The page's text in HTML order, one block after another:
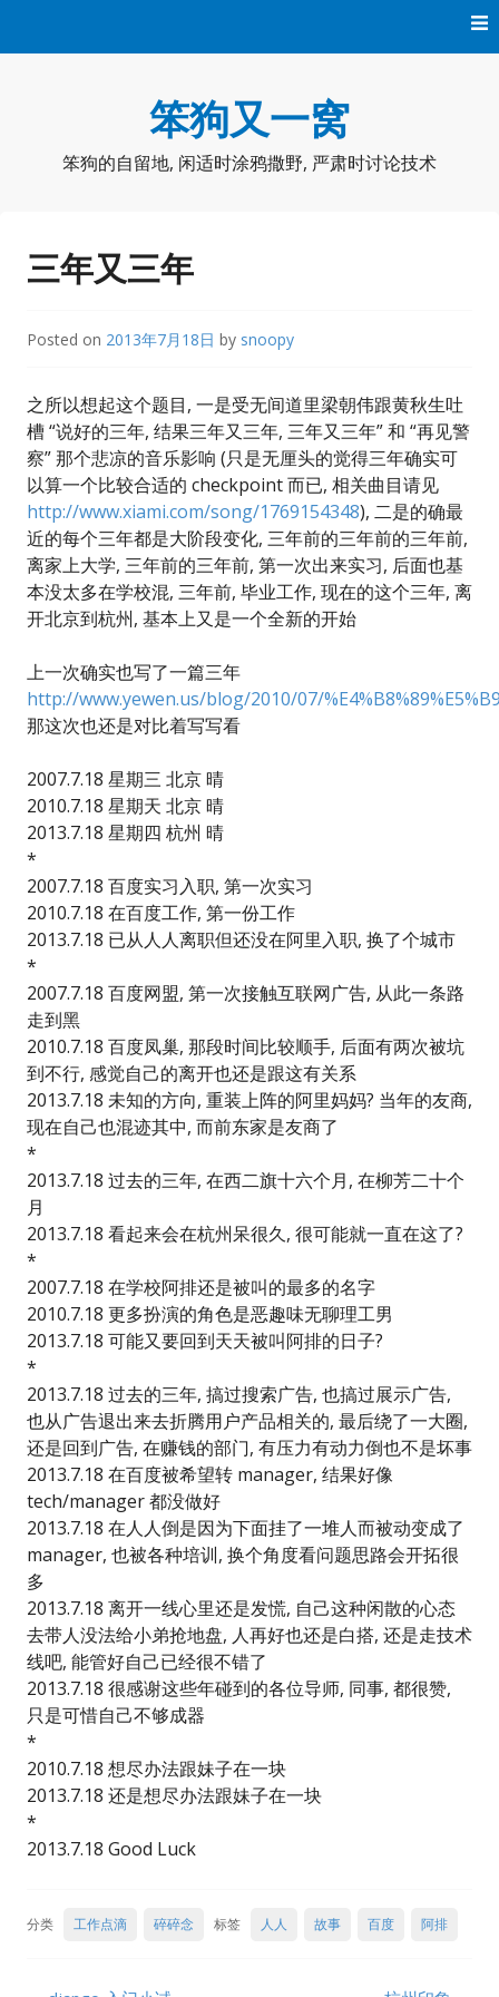
笨狗又一窝
笨狗的自留地, 闲适时涂鸦撒野, 严肃时讨论技术
三年又三年
Posted on 2013年7月18日 by snoopy
之所以想起这个题目, 一是受无间道里梁朝伟跟黄秋生吐
槽 “说好的三年, 结果三年又三年, 三年又三年” 和 “再见警
察” 那个悲凉的音乐影响 (只是无厘头的觉得三年确实可
以算一个比较合适的 checkpoint 而已, 相关曲目请见
http://www.xiami.com/song/1769154348), 二是的确最
近的每个三年都是大阶段变化, 三年前的三年前的三年前,
离家上大学, 三年前的三年前, 第一次出来实习, 后面也基
本没太多在学校混, 三年前, 毕业工作, 现在的这个三年, 离
开北京到杭州, 基本上又是一个全新的开始
上一次确实也写了一篇三年
http://www.yewen.us/blog/2010/07/
那这次也还是对比着写写看
2007.7.18 星期三 北京 晴
2010.7.18 星期天 北京 晴
2013.7.18 星期四 杭州 晴
*
2007.7.18 百度实习入职, 第一次实习
2010.7.18 在百度工作, 第一份工作
2013.7.18 已从人人离职但还没在阿里入职, 换了个城市
*
2007.7.18 百度网盟, 第一次接触互联网广告, 从此一条路
走到黑
2010.7.18 百度凤巢, 那段时间比较顺手, 后面有两次被坑
到不行, 感觉自己的离开也还是跟这有关系
2013.7.18 未知的方向, 重装上阵的阿里妈妈? 当年的友商,
现在自己也混迹其中, 而前东家是友商了
*
2013.7.18 过去的三年, 在西二旗十六个月, 在柳芳二十个
月
2013.7.18 看起来会在杭州呆很久, 很可能就一直在这了?
*
2007.7.18 在学校阿排还是被叫的最多的名字
2010.7.18 更多扮演的角色是恶趣味无聊理工男
2013.7.18 可能又要回到天天被叫阿排的日子?
*
2013.7.18 过去的三年, 搞过搜索广告, 也搞过展示广告,
也从广告退出来去折腾用户产品相关的, 最后绕了一大圈,
还是回到广告, 在赚钱的部门, 有压力有动力倒也不是坏事
2013.7.18 在百度被希望转 manager, 结果好像
tech/manager 都没做好
2013.7.18 在人人倒是因为下面挂了一堆人而被动变成了
manager, 也被各种培训, 换个角度看问题思路会开拓很
多
2013.7.18 离开一线心里还是发慌, 自己这种闲散的心态
去带人没法给小弟抢地盘, 人再好也还是白搭, 还是走技术
线吧, 能管好自己已经很不错了
2013.7.18 很感谢这些年碰到的各位导师, 同事, 都很赞,
只是可惜自己不够成器
*
2010.7.18 想尽办法跟妹子在一块
2013.7.18 还是想尽办法跟妹子在一块
*
2013.7.18 Good Luck
分类 工作点滴 碎碎念 标签 人人 故事 百度 阿排